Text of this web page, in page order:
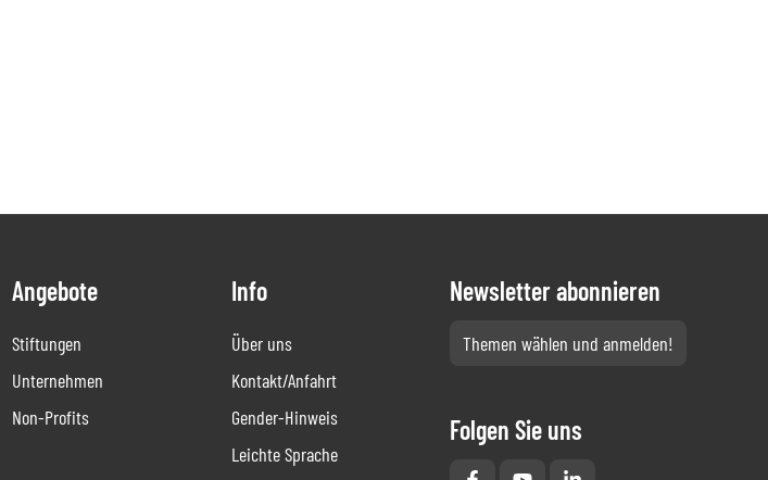
Angebote
Stiftungen
Unternehmen
Non-Profits
Info
Über uns
Kontakt/Anfahrt
Gender-Hinweis
Leichte Sprache
Newsletter abonnieren
Themen wählen und anmelden!
Folgen Sie uns